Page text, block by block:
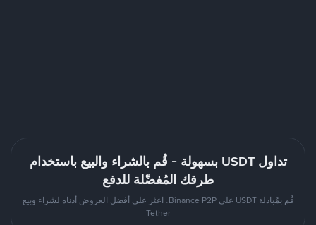
تداول USDT بسهولة - قُم بالشراء والبيع باستخدام
طرقك المُفضّلة للدفع
قُم بمُبادلة USDT على Binance P2P. اعثر على أفضل العروض أدناه لشراء وبيع
Tether